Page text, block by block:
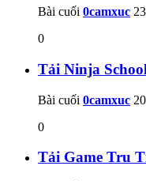
Bài cuối 0camxuc
0
Tải Ninja
Bài cuối 0camxuc
0
Tải Game Tru